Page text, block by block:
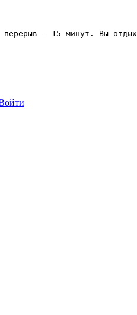
перерыв - 15 минут. Вы